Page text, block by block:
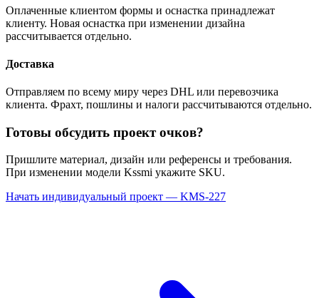
Оплаченные клиентом формы и оснастка принадлежат
клиенту. Новая оснастка при изменении дизайна
рассчитывается отдельно.
Доставка
Отправляем по всему миру через DHL или перевозчика
клиента. Фрахт, пошлины и налоги рассчитываются отдельно.
Готовы обсудить проект очков?
Пришлите материал, дизайн или референсы и требования.
При изменении модели Kssmi укажите SKU.
Начать индивидуальный проект — KMS-227